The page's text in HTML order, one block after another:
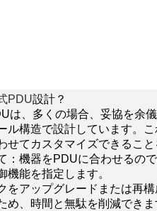
PDU設計？
は、多くの場合、妥協を余
ル構造で設計しています。
せてカスタマイズできること
：機器をPDUに合わせるの
機能を指定します。
をアップグレードまたは再
め、時間と無駄を削減できま